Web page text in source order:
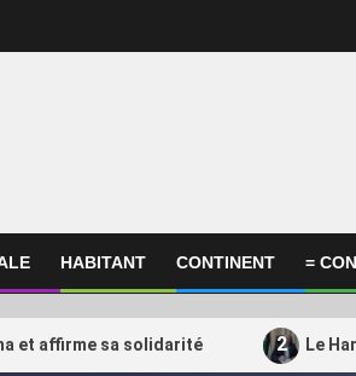
HABITANT CONTINENT =
et affirme sa solidarité 2 Le